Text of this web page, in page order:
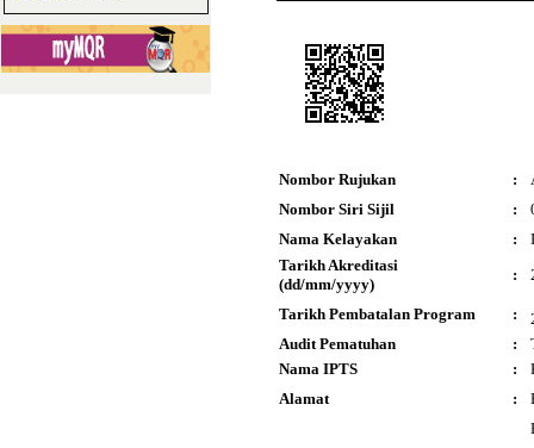
Nombor Rujukan :
Nombor Siri Sijil
:
Nama Kelayakan
:
Tarikh Akreditasi
(dd/mm/yyyy)
:
Tarikh Pembatalan Program :
Audit Pematuhan
:
Nama IPTS
:
Alamat
: